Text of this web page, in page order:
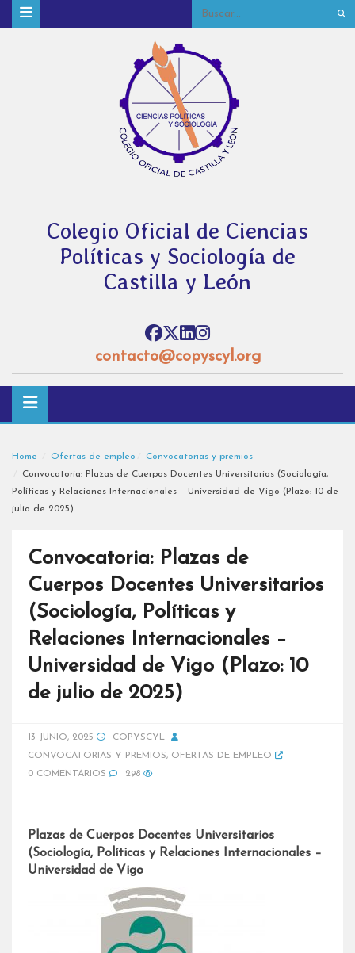
Colegio Oficial de Ciencias
Políticas y Sociología de
Castilla y León
contacto@copyscyl.org
Home Ofertas de empleo
Convocatorias y premios
Convocatoria: Plazas de Cuerpos Docentes Universitarios (Sociología,
Políticas y Relaciones Internacionales – Universidad de Vigo (Plazo: 10 de
julio de 2025)
Convocatoria: Plazas de
Cuerpos Docentes Universitarios
(Sociología, Políticas y
Relaciones Internacionales –
Universidad de Vigo (Plazo: 10
de julio de 2025)
13 JUNIO, 2025
COPYSCYL
CONVOCATORIAS Y PREMIOS, OFERTAS DE EMPLEO
0 COMENTARIOS
298
Plazas de Cuerpos Docentes Universitarios
(Sociología, Políticas y Relaciones Internacionales –
Universidad de Vigo